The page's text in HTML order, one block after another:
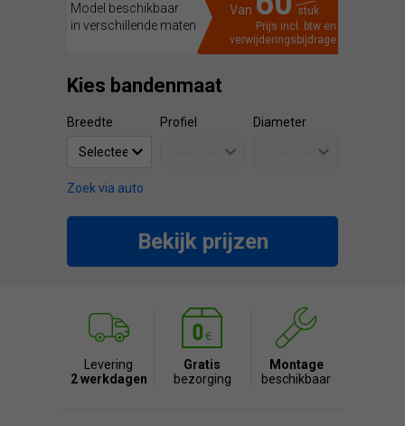
Model beschikbaar
in verschillende maten
Van
stuk
Prijs incl. btw en
verwijderingsbijdrage
Kies bandenmaat
Breedte Profiel Diameter
Zoek via auto
Bekijk prijzen
Levering
2 werkdagen
Gratis
bezorging
Montage
beschikbaar